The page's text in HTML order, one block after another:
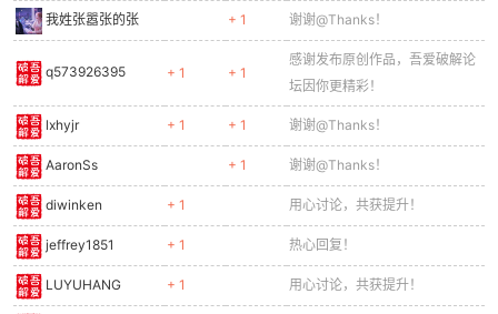
po
jie.
我姓张嚣张的张 + 1 谢谢@Thanks！
q573926395 + 1 + 1
感谢发布原创作品，吾爱破解论
坛因你更精彩！
lxhyjr + 1 + 1 谢谢@Thanks！
AaronSs + 1 谢谢@Thanks！
diwinken + 1 用心讨论，共获提升！
jeffrey1851 + 1 热心回复！
LUYUHANG + 1 用心讨论，共获提升！